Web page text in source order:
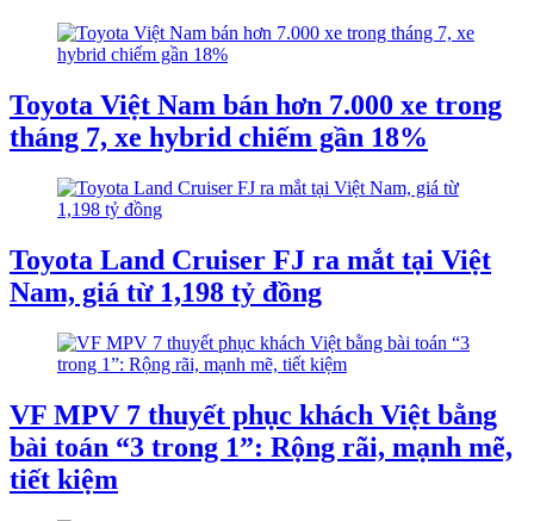
Toyota Việt Nam bán hơn 7.000 xe trong
tháng 7, xe hybrid chiếm gần 18%
Toyota Land Cruiser FJ ra mắt tại Việt
Nam, giá từ 1,198 tỷ đồng
VF MPV 7 thuyết phục khách Việt bằng
bài toán “3 trong 1”: Rộng rãi, mạnh mẽ,
tiết kiệm